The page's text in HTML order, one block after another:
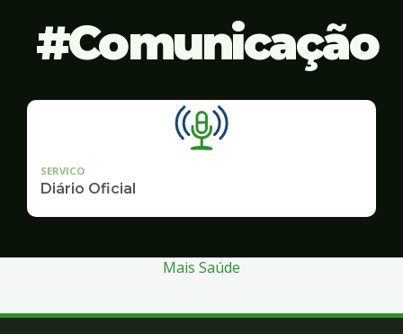
Comunicação
SERVICO
Diário Oficial
Mais Saúde